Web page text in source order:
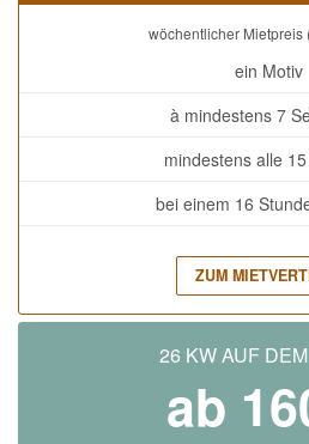
wöchentlicher Mietpreis
ein Motiv
à mindestens 7
mindestens alle
bei einem 16
ZUM
26 KW AUF
ab